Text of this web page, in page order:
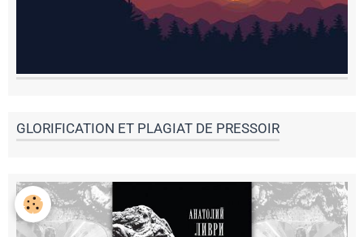
GLORIFICATION ET PLAGIAT DE PRESSOIR